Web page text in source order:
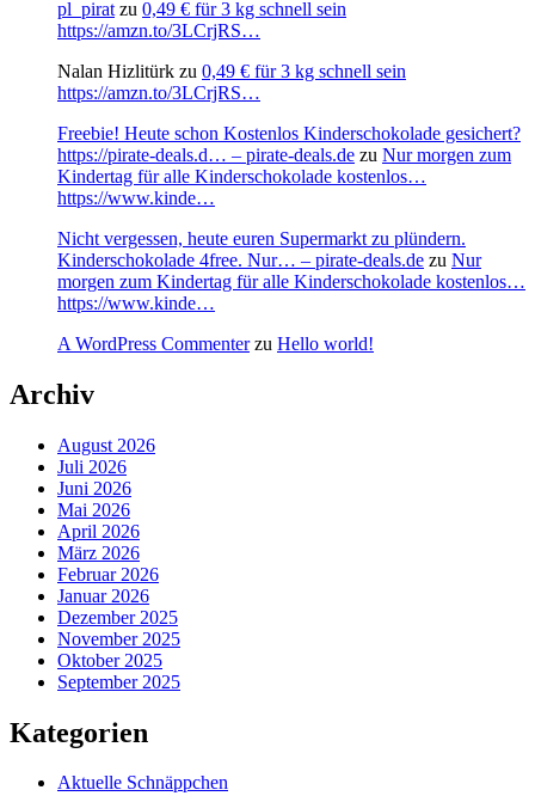
pl_pirat zu 0,49 € für 3 kg schnell sein
https://amzn.to/3LCrjRS…
Nalan Hizlitürk zu 0,49 € für 3 kg schnell sein
https://amzn.to/3LCrjRS…
Freebie! Heute schon Kostenlos Kinderschokolade gesichert?
https://pirate-deals.d… – pirate-deals.de zu Nur morgen zum
Kindertag für alle Kinderschokolade kostenlos…
https://www.kinde…
Nicht vergessen, heute euren Supermarkt zu plündern.
Kinderschokolade 4free. Nur… – pirate-deals.de zu Nur
morgen zum Kindertag für alle Kinderschokolade kostenlos…
https://www.kinde…
A WordPress Commenterzu Hello world!
Archiv
August 2026
Juli 2026
Juni 2026
Mai 2026
April 2026
März 2026
Februar 2026
Januar 2026
Dezember 2025
November 2025
Oktober 2025
September 2025
Kategorien
Aktuelle Schnäppchen